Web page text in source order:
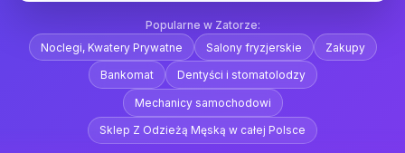
Popularne w Zatorze:
Noclegi, Kwatery Prywatne
Salony fryzjerskie Zakupy
Bankomat Dentyści i stomatolodzy
Mechanicy samochodowi
Sklep Z Odzieżą Męską w całej Polsce